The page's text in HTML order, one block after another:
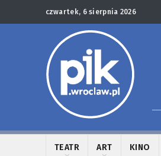
czwartek, 6 sierpnia 2026
TEATR ART KINO